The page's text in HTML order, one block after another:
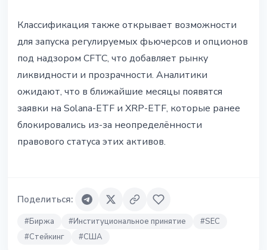
Классификация также открывает возможности
для запуска регулируемых фьючерсов и опционов
под надзором CFTC, что добавляет рынку
ликвидности и прозрачности. Аналитики
ожидают, что в ближайшие месяцы появятся
заявки на Solana-ETF и XRP-ETF, которые ранее
блокировались из-за неопределённости
правового статуса этих активов.
Поделиться:
#Биржа #Институциональное принятие #SEC
#Стейкинг #США